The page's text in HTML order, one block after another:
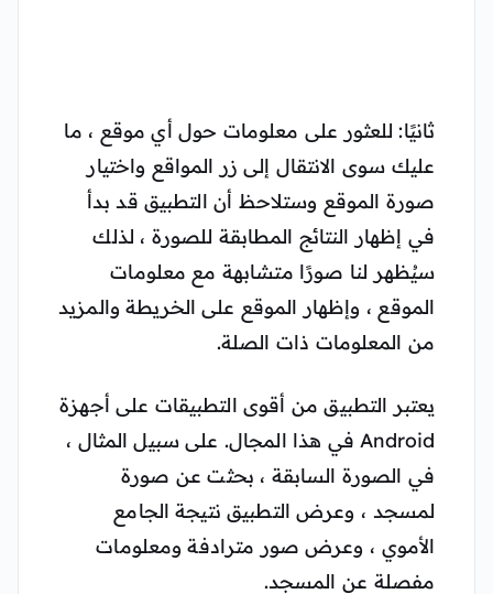
ثانيًا: للعثور على معلومات حول أي موقع ، ما
عليك سوى الانتقال إلى زر المواقع واختيار
صورة الموقع وستلاحظ أن التطبيق قد بدأ
في إظهار النتائج المطابقة للصورة ، لذلك
سيُظهر لنا صورًا متشابهة مع معلومات
الموقع ، وإظهار الموقع على الخريطة والمزيد
من المعلومات ذات الصلة.
يعتبر التطبيق من أقوى التطبيقات على أجهزة
Android في هذا المجال. على سبيل المثال ،
في الصورة السابقة ، بحثت عن صورة
لمسجد ، وعرض التطبيق نتيجة الجامع
الأموي ، وعرض صور مترادفة ومعلومات
مفصلة عن المسجد.